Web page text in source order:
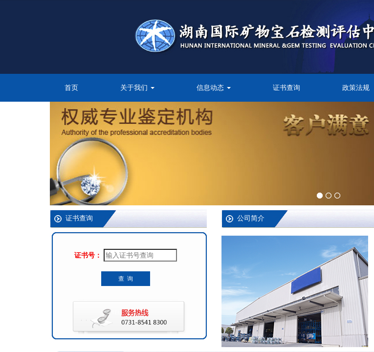
首页 关于我们 信息动态 证书查询 政策法规
证书查询
证书号：
查 询
公司简介